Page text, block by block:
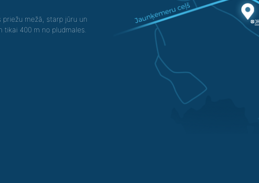
mežā, starp jūru un
400 m no pludmales.